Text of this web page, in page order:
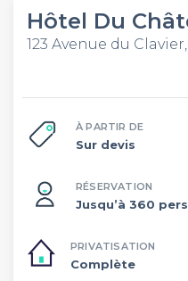
Hôtel Du
123 Avenue du
À PARTIR DE
Sur devis
RÉSERVATION
Jusqu’à 360
PRIVATISATION
Complète